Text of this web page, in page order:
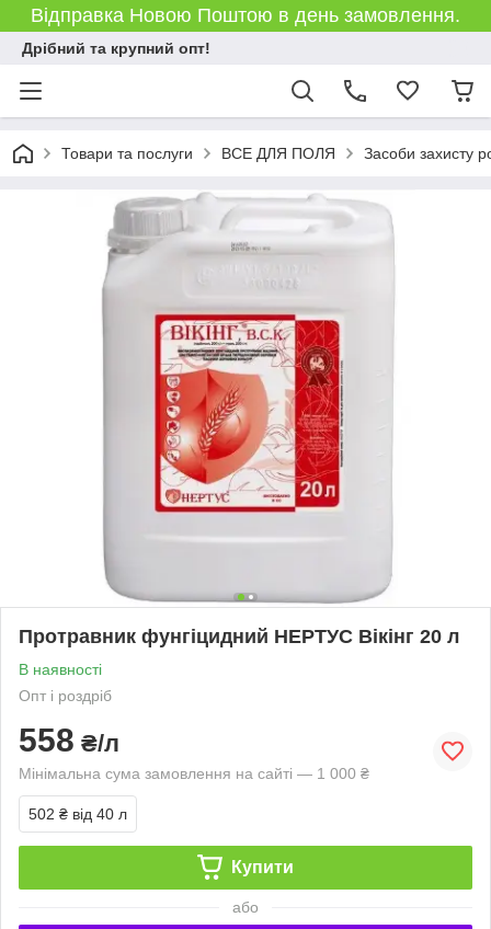
Відправка Новою Поштою в день замовлення.
Дрібний та крупний опт!
Товари та послуги ВСЕ ДЛЯ ПОЛЯ Засоби захисту
Протравник фунгіцидний НЕРТУС Вікінг 20 л
В наявності
Опт і роздріб
558 ₴/л
Мінімальна сума замовлення на сайті — 1 000 ₴
502 ₴ від 40 л
Купити
або